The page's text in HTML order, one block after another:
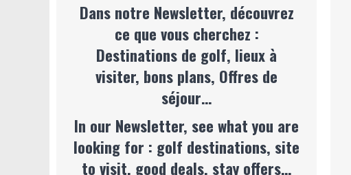
Dans notre Newsletter, découvrez
ce que vous cherchez :
Destinations de golf, lieux à
visiter, bons plans, Offres de
séjour…
In our Newsletter, see what you are
looking for : golf destinations, site
to visit, good deals, stay offers…